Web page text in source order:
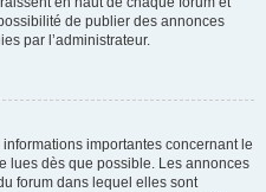
de publier des annonces
par l’administrateur.
importantes concernant le
lues dès que possible. Les annonces
forum dans lequel elles sont